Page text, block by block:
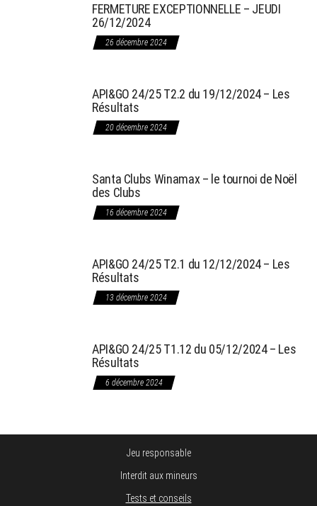
FERMETURE EXCEPTIONNELLE – JEUDI
26/12/2024
26 décembre 2024
API&GO 24/25 T2.2 du 19/12/2024 – Les
Résultats
20 décembre 2024
Santa Clubs Winamax – le tournoi de Noël
des Clubs
16 décembre 2024
API&GO 24/25 T2.1 du 12/12/2024 – Les
Résultats
13 décembre 2024
API&GO 24/25 T1.12 du 05/12/2024 – Les
Résultats
6 décembre 2024
Jeu responsable
Interdit aux mineurs
Tests et conseils